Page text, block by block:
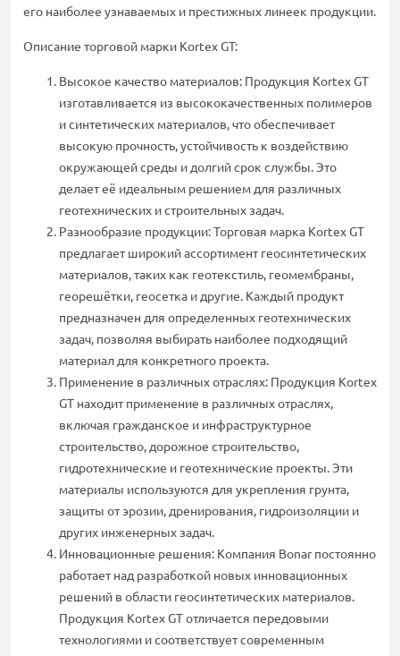
его наиболее узнаваемых и престижных линеек продукции.
Описание торговой марки Kortex GT:
Высокое качество материалов: Продукция Kortex GT
изготавливается из высококачественных полимеров
и синтетических материалов, что обеспечивает
высокую прочность, устойчивость к воздействию
окружающей среды и долгий срок службы. Это
делает её идеальным решением для различных
геотехнических и строительных задач.
Разнообразие продукции: Торговая марка Kortex GT
предлагает широкий ассортимент геосинтетических
материалов, таких как геотекстиль, геомембраны,
георешётки, геосетка и другие. Каждый продукт
предназначен для определенных геотехнических
задач, позволяя выбирать наиболее подходящий
материал для конкретного проекта.
Применение в различных отраслях: Продукция Kortex
GT находит применение в различных отраслях,
включая гражданское и инфраструктурное
строительство, дорожное строительство,
гидротехнические и геотехнические проекты. Эти
материалы используются для укрепления грунта,
защиты от эрозии, дренирования, гидроизоляции и
других инженерных задач.
Инновационные решения: Компания Bonar постоянно
работает над разработкой новых инновационных
решений в области геосинтетических материалов.
Продукция Kortex GT отличается передовыми
технологиями и соответствует современным